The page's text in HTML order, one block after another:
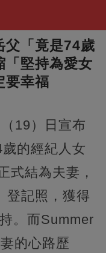
父「竟是74歲
堅持為愛女
要幸福
19）日宣布
的經紀人女
式結為夫妻，
登記照，獲得
。而Summer
的心路歷